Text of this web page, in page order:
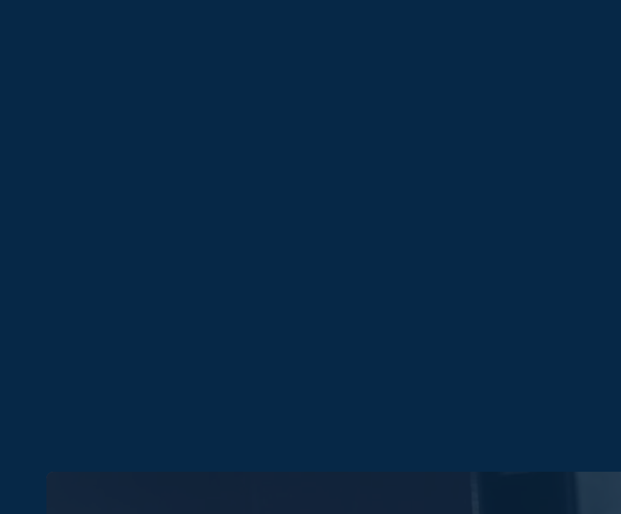
Video-